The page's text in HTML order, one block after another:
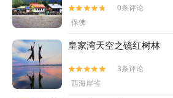


0条评论
保佛
皇家湾天空之镜红树林


3条评论
西海岸省